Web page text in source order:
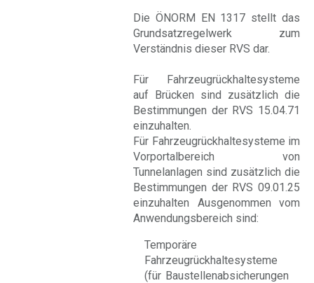
Die ÖNORM EN 1317 stellt das
Grundsatzregelwerk zum
Verständnis dieser RVS dar.
Für Fahrzeugrückhaltesysteme
auf Brücken sind zusätzlich die
Bestimmungen der RVS 15.04.71
einzuhalten.
Für Fahrzeugrückhaltesysteme im
Vorportalbereich von
Tunnelanlagen sind zusätzlich die
Bestimmungen der RVS 09.01.25
einzuhalten Ausgenommen vom
Anwendungsbereich sind:
Temporäre
Fahrzeugrückhaltesysteme
(für Baustellenabsicherungen